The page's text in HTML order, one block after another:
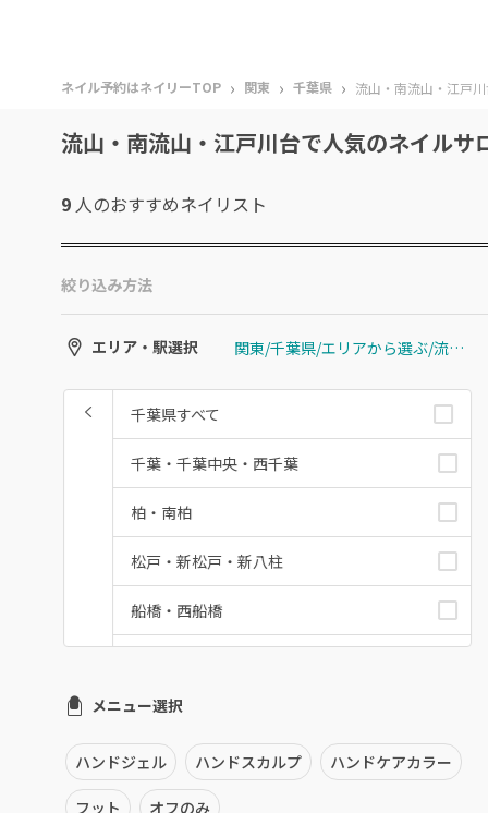
ネイル予約はネイリーTOP › 関東 › 千葉県 › 流山・南流山・江戸川
流山・南流山・江戸川台で人気のネイルサ
9 人のおすすめネイリスト
絞り込み方法
エリア・駅選択 関東/千葉県/エリアから選ぶ/流山・南流山・江戸川台
千葉県すべて
千葉・千葉中央・西千葉
柏・南柏
松戸・新松戸・新八柱
船橋・西船橋
市川・本八幡・下総中山
津田沼・京成津田沼
北習志野・習志野
メニュー選択
ハンドジェル ハンドスカルプ ハンドケアカラー
フット オフのみ